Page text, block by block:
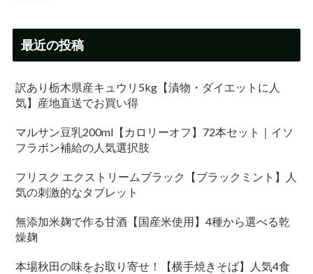
最近の投稿
訳あり栃木県産キュウリ5kg【漬物・ダイエットに人
気】産地直送でお買い得
マルサン豆乳200ml【カロリーオフ】72本セット｜イソ
フラボン補給の人気選択肢
フリスク エクストリームブラック【ブラックミント】人
気の刺激的なタブレット
無添加米麹で作る甘酒【国産米使用】4種から選べる乾
燥麹
本場秋田の味をお取り寄せ！【横手焼きそば】人気4食